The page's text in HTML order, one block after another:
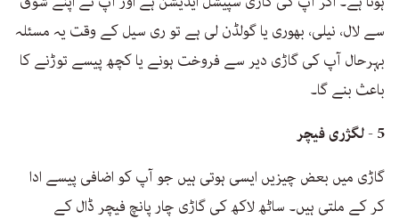
سے لال، نیلی، بھوری یا گولڈن لی ہے تو ری سیل کے وقت یہ مسئلہ
بہرحال آپ کی گاڑی دیر سے فروخت ہونے یا کچھ پیسے توڑنے کا
باعث بنے گا۔
5 - لگژری فیچر
گاڑی میں بعض چیزیں ایسی ہوتی ہیں جو آپ کو اضافی پیسے ادا
کر کے ملتی ہیں۔ ساٹھ لاکھ کی گاڑی چار پانچ فیچر ڈال کے